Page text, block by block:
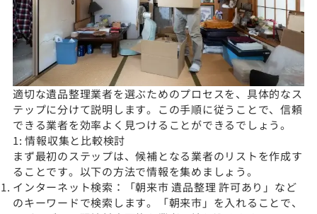
適切な遺品整理業者を選ぶためのプロセスを、具体的なス
テップに分けて説明します。この手順に従うことで、信頼
できる業者を効率よく見つけることができるでしょう。
1: 情報収集と比較検討
まず最初のステップは、候補となる業者のリストを作成す
ることです。以下の方法で情報を集めましょう。
インターネット検索：「朝来市 遺品整理 許可あり」など
のキーワードで検索します。「朝来市」を入れることで、